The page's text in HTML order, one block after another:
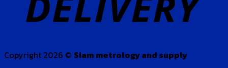
Copyright 2026 © Siam metrology and supply